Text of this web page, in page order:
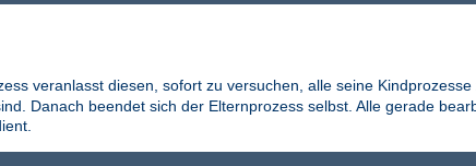
veranlasst diesen, sofort zu versuchen, alle seine
Danach beendet sich der Elternprozess selbst. Alle gerade